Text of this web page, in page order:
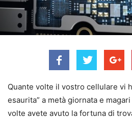
Quante volte il vostro cellulare vi
esaurita” a metà giornata e
volte avete avuto la fortuna di